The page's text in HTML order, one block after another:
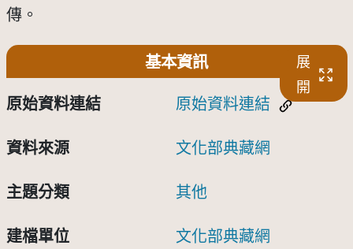
傳。
基本資訊
展
開
原始資料連結 原始資料連結
資料來源 文化部典藏網
主題分類 其他
建檔單位 文化部典藏網